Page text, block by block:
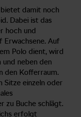
damit noch
Dabei ist das
hoch und
Auf
Polo dient, wird
neben den
den Kofferraum.
Sitze einzeln oder
zu Buche schlägt.
erfolgt